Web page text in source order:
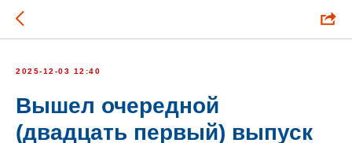
2025-12-03 12:40
Вышел очередной
(двадцать первый) выпуск